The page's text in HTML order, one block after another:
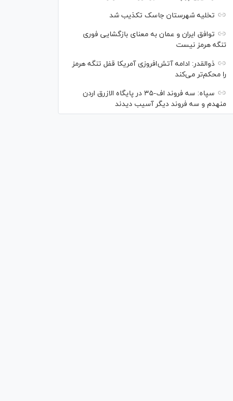
تخلیه شهرستان جاسک تکذیب شد
توافق ایران و عمان به معنای بازگشایی فوری
تنگه هرمز نیست
ذوالقدر: ادامه آتش‌افروزی آمریکا قفل تنگه هرمز
را محکم‌تر می‌کند
سپاه: سه فروند اف-۳۵ در پایگاه الازرق اردن
منهدم و سه فروند دیگر آسیب دیدند